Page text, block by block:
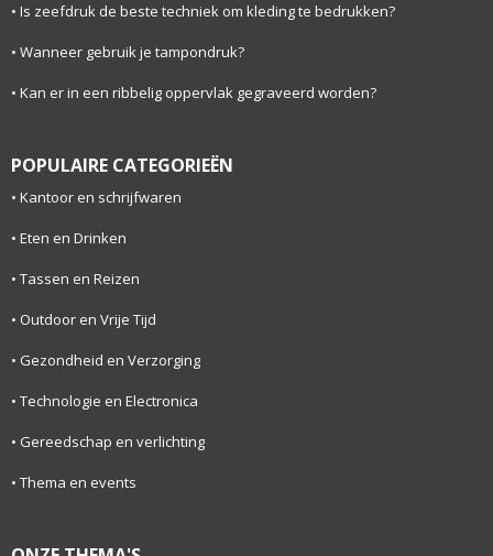
Is zeefdruk de beste techniek om kleding te bedrukken?
Wanneer gebruik je tampondruk?
Kan er in een ribbelig oppervlak gegraveerd worden?
POPULAIRE CATEGORIEËN
Kantoor en schrijfwaren
Eten en Drinken
Tassen en Reizen
Outdoor en Vrije Tijd
Gezondheid en Verzorging
Technologie en Electronica
Gereedschap en verlichting
Thema en events